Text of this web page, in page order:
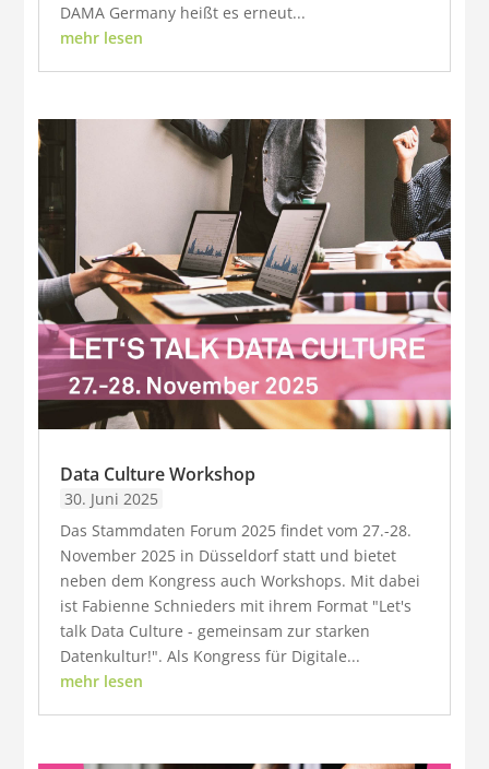
DAMA Germany heißt es erneut...
mehr lesen
Data Culture Workshop
30. Juni 2025
Das Stammdaten Forum 2025 findet vom 27.-28.
November 2025 in Düsseldorf statt und bietet
neben dem Kongress auch Workshops. Mit dabei
ist Fabienne Schnieders mit ihrem Format "Let's
talk Data Culture - gemeinsam zur starken
Datenkultur!". Als Kongress für Digitale...
mehr lesen